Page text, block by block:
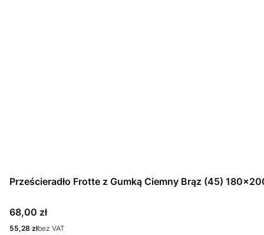
Prześcieradło Frotte z Gumką Ciemny Brąz (45)
Cena
68,00 zł
Cena
55,28 złbez VAT